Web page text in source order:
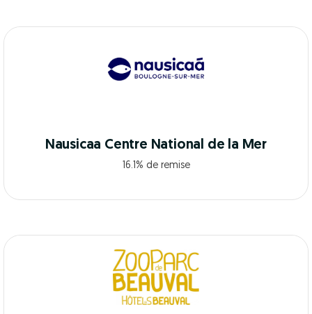
Nausicaa Centre National de la Mer
16.1% de remise